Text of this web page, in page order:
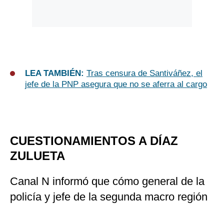
LEA TAMBIÉN: Tras censura de Santiváñez, el
jefe de la PNP asegura que no se aferra al cargo
CUESTIONAMIENTOS A DÍAZ
ZULUETA
Canal N informó que cómo general de la
policía y jefe de la segunda macro región